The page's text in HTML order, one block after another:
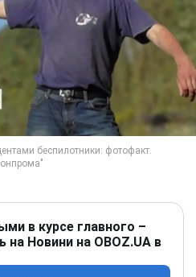
в курсе главного –
на Новини на OBOZ.UA в